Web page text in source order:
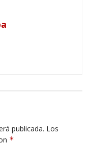
publicada. Los
*